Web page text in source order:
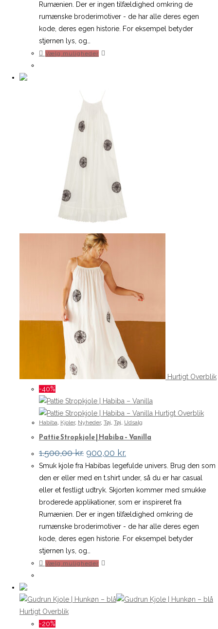
Rumænien. Der er ingen tilfældighed omkring de
rumænske broderimotiver - de har alle deres egen
kode, deres egen historie. For eksempel betyder
stjernen lys, og…
Vælg muligheder
Mulighederne
vælges
på
Hurtigt Overblik
-40%
Hurtigt Overblik
Habiba, Kjoler, Nyheder, Tøj, Tøj, Udsalg
Pattie Stropkjole | Habiba – Vanilla
1.500,00kr. Den
oprindelige
pris
var:
1.500,00 kr..
900,00 kr.
aktuelle
pris
er:
900,00 kr..
Smuk kjole fra Habibas legefulde univers. Brug den som
den er eller med en t.shirt under, så du er har casual
eller et festligt udtryk. Skjorten kommer med smukke
broderede applikationer, som er inspireret fra
Rumænien. Der er ingen tilfældighed omkring de
rumænske broderimotiver - de har alle deres egen
kode, deres egen historie. For eksempel betyder
stjernen lys, og…
Vælg muligheder
flere
Hurtigt Overblik
-20%